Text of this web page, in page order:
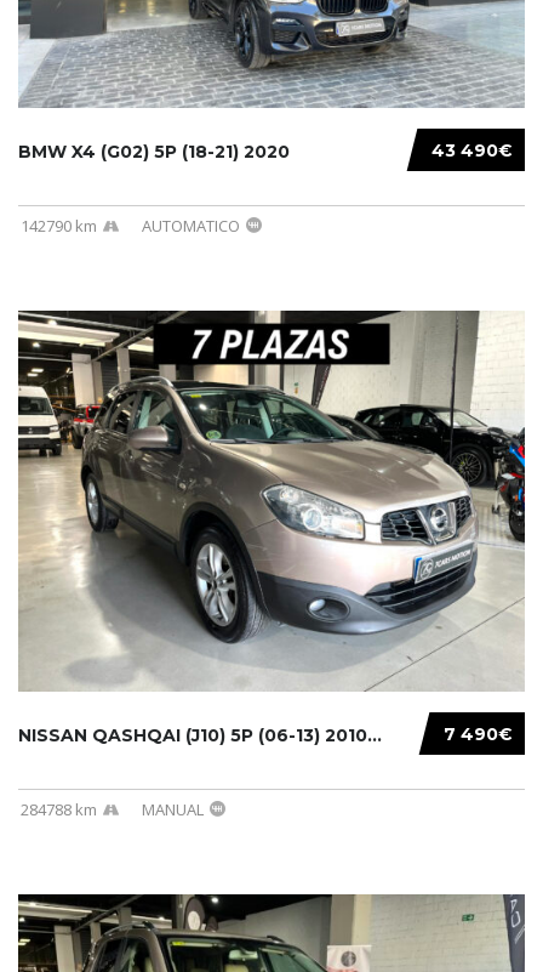
43 490€
BMW X4 (G02) 5P (18-21) 2020
142790 km AUTOMATICO
7 490€
NISSAN QASHQAI (J10) 5P (06-13) 2010...
284788 km MANUAL